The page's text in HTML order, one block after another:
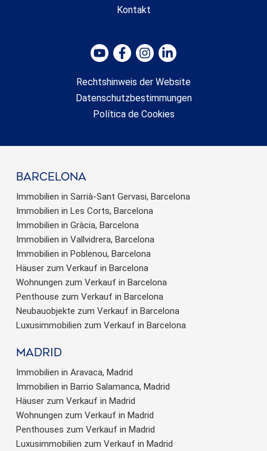
Kontakt
Rechtshinweis der Website
Datenschutzbestimmungen
Política de Cookies
barcelona
Immobilien in Sarrià-Sant Gervasi, Barcelona
Immobilien in Les Corts, Barcelona
Immobilien in Gràcia, Barcelona
Immobilien in Vallvidrera, Barcelona
Immobilien in Poblenou, Barcelona
Häuser zum Verkauf in Barcelona
Wohnungen zum Verkauf in Barcelona
Penthouse zum Verkauf in Barcelona
Neubauobjekte zum Verkauf in Barcelona
Luxusimmobilien zum Verkauf in Barcelona
Madrid
Immobilien in Aravaca, Madrid
Immobilien in Barrio Salamanca, Madrid
Häuser zum Verkauf in Madrid
Wohnungen zum Verkauf in Madrid
Penthouses zum Verkauf in Madrid
Luxusimmobilien zum Verkauf in Madrid